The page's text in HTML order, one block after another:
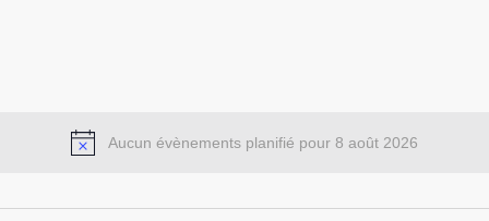
Aucun évènements planifié pour 8 août 2026